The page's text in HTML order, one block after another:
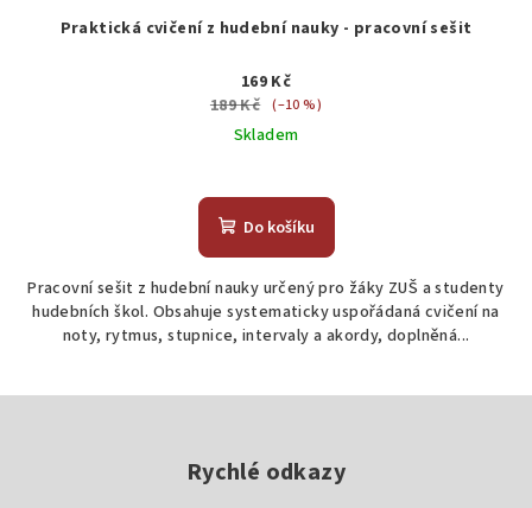
Praktická cvičení z hudební nauky - pracovní sešit
169 Kč
189 Kč (–10 %)
Skladem
Do košíku
Pracovní sešit z hudební nauky určený pro žáky ZUŠ a studenty
hudebních škol. Obsahuje systematicky uspořádaná cvičení na
noty, rytmus, stupnice, intervaly a akordy, doplněná...
Rychlé odkazy